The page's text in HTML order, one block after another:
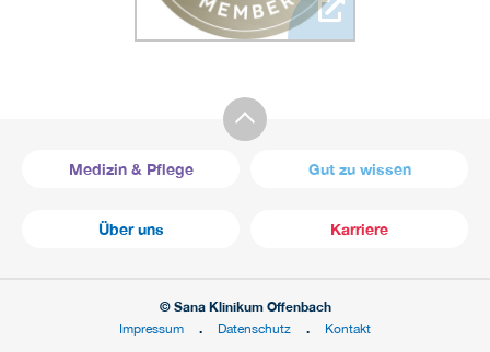
Medizin & Pflege Gut zu wissen
Über uns Karriere
© Sana Klinikum Offenbach
Impressum
Datenschutz Kontakt